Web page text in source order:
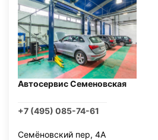
Автосервис Семеновская
+7 (495) 085-74-61
Семёновский пер, 4А